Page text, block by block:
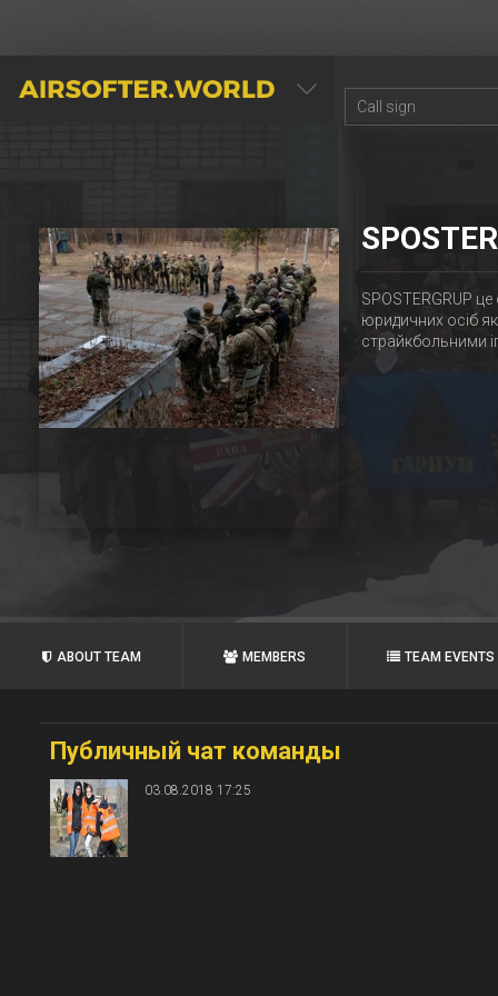
AIRSOFTER.WORLD
SPOSTERGRUP
юридичних осіб
страйкбольними
ABOUT TEAM MEMBERS TEAM EVENTS
Публичный чат команды
03.08.2018 17:25